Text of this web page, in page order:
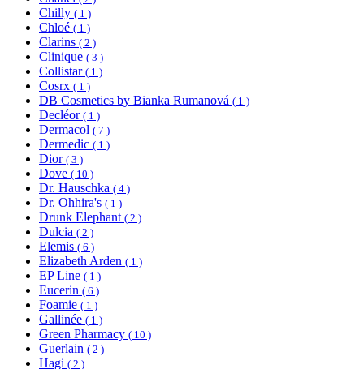
Chilly ( 1 )
Chloé ( 1 )
Clarins ( 2 )
Clinique ( 3 )
Collistar ( 1 )
Cosrx ( 1 )
DB Cosmetics by Bianka Rumanová ( 1 )
Decléor ( 1 )
Dermacol ( 7 )
Dermedic ( 1 )
Dior ( 3 )
Dove ( 10 )
Dr. Hauschka ( 4 )
Dr. Ohhira's ( 1 )
Drunk Elephant ( 2 )
Dulcia ( 2 )
Elemis ( 6 )
Elizabeth Arden ( 1 )
EP Line ( 1 )
Eucerin ( 6 )
Foamie ( 1 )
Gallinée ( 1 )
Green Pharmacy ( 10 )
Guerlain ( 2 )
Hagi ( 2 )